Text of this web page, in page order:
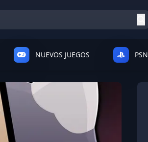
NUEVOS JUEGOS PSN